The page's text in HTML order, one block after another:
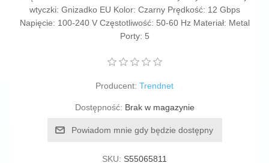
wtyczki: Gnizadko EU Kolor: Czarny Prędkość: 12 Gbps
Napięcie: 100-240 V Częstotliwość: 50-60 Hz Materiał: Metal
Porty: 5
Producent: Trendnet
Dostępność: Brak w magazynie
Powiadom mnie gdy będzie dostępny
SKU: S55065811